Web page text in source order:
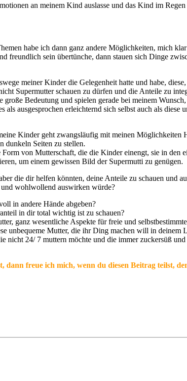
an meinem Kind auslasse und das Kind im
habe ich dann ganz andere Möglichkeiten, mich
freundlich sein übertünche, dann stauen sich Dinge
meiner Kinder die Gelegenheit hatte und habe, diese,
Supermutter schauen zu dürfen und die Anteile zu
große Bedeutung und spielen gerade bei meinem
als ausgesprochen erleichternd sich selbst auch als
Kinder geht zwangsläufig mit meinen Möglichkeiten
dunkeln Seiten zu stellen.
von Mutterschaft, die die Kinder einengt, sie in den
um einem gewissen Bild der Supermutti zu genügen.
die dir helfen könnten, deine Anteile zu schauen und
wohlwollend auswirken würde?
in andere Hände abgeben?
in dir total wichtig ist zu schauen?
ganz wesentliche Aspekte für freie und
unbequeme Mutter, die ihr Ding machen will in deinem
nicht 24/ 7 muttern möchte und die immer zuckersüß
dann freue ich mich, wenn du diesen Beitrag teilst,